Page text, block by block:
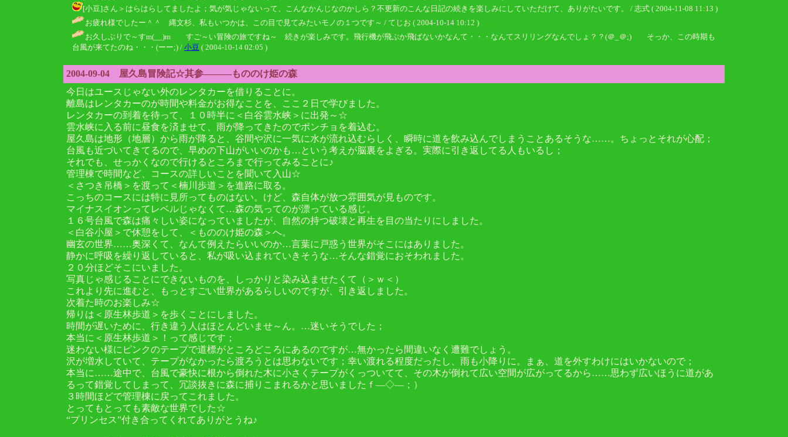
[小豆]さん＞はらはらしてましたよ；気が気じゃないって、こんなかんじなのかしら？不更新のこんな日記の続きを楽しみにしていただけて、ありがたいです。 / 志式 ( 2004-11-08 11:13 )
お疲れ様でしたー＾＾ 縄文杉、私もいつかは、この目で見てみたいモノの１つです～ / てじお ( 2004-10-14 10:12 )
お久しぶりで～すm(__)m すご～い冒険の旅ですね～ 続きが楽しみです。飛行機が飛ぶか飛ばないかなんて・・・なんてスリリングなんでしょ？？(＠_＠;) そっか、この時期も
台風が来てたのね・・・(ーー;) / 小豆 ( 2004-10-14 02:05 )
2004-09-04 屋久島冒険記☆其参―――もののけ姫の森
今日はユースじゃない外のレンタカーを借りることに。
離島はレンタカーのが時間や料金がお得なことを、ここ２日で学びました。
レンタカーの到着を待って、１０時半に＜白谷雲水峡＞に出発～☆
雲水峡に入る前に昼食を済ませて、雨が降ってきたのでポンチョを着込む。
屋久島は地形（地層）から雨が降ると、谷間や沢に一気に水が流れ込むらしく、瞬時に道を飲み込んでしまうことあるそうな……。ちょっとそれが心配；
台風も近づいてきてるので、早めの下山がいいのかも…という考えが脳裏をよぎる。実際に引き返してる人もいるし；
それでも、せっかくなので行けるところまで行ってみることに♪
管理棟で時間など、コースの詳しいことを聞いて入山☆
＜さつき吊橋＞を渡って＜楠川歩道＞を進路に取る。
こっちのコースには特に見所ってものはない。けど、森自体が放つ雰囲気が見ものです。
マイナスイオンってレベルじゃなくて…森の気ってのが漂っている感じ。
１６号台風で森は痛々しい姿になっていましたが、自然の持つ破壊と再生を目の当たりにしました。
＜白谷小屋＞で休憩をして、＜もののけ姫の森＞へ。
幽玄の世界……奥深くて、なんて例えたらいいのか…言葉に戸惑う世界がそこにはありました。
静かに呼吸を繰り返していると、私が吸い込まれていきそうな…そんな錯覚におそわれました。
２０分ほどそこにいました。
写真じゃ感じることにできないものを、しっかりと染み込ませたくて（＞ｗ＜）
これより先に進むと、もっとすごい世界があるらしいのですが、引き返しました。
次着た時のお楽しみ☆
帰りは＜原生林歩道＞を歩くことにしました。
時間が遅いために、行き違う人はほとんどいませ～ん。…迷いそうでした；
本当に＜原生林歩道＞！って感じです；
迷わない様にピンクのテープで道標がところどころにあるのですが…無かったら間違いなく遭難でしょう。
沢が増水していて、テープがなかったら渡ろうとは思わないです；幸い渡れる程度だったし、雨も小降りに。まぁ、道を外すわけにはいかないので；
本当に……途中で、台風で豪快に根から倒れた木に小さくテープがくっついてて、その木が倒れて広い空間が広がってるから……思わず広いほうに道があ
るって錯覚してしまって、冗談抜きに森に捕りこまれるかと思いましたｆ―◇―；）
３時間ほどで管理棟に戻ってこれました。
とってもとっても素敵な世界でした☆
“プリンセス”付き合ってくれてありがとうね♪